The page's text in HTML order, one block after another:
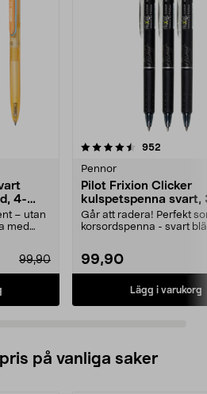
4-
– utan
med
99,90
952
Pennor
Pilot Frixion Clicker
kulspetspenna svart,
Går att radera! Perfekt
korsordspenna - svart
99,90
Lägg i varukorg
4.5 av 5 stjärnor
på vanliga saker